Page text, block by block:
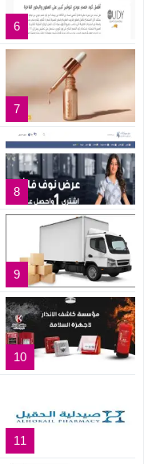
6
7
8
9
10
11